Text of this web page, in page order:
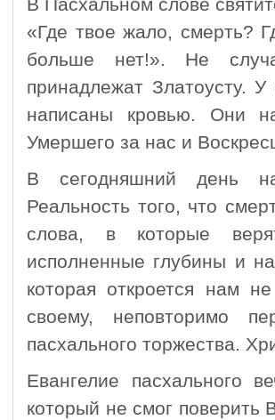
В Пасхальном слове
«Где твое жало, смерть?
больше нет!». Не
принадлежат Златоусту.
написаны кровью. Они
Умершего за нас и
В сегодняшний день
Реальность того, что
слова, в которые
исполненные глубины и
которая откроется нам
своему, неповторимо
пасхального торжества.
Евангелие пасхального
который не смог поверить